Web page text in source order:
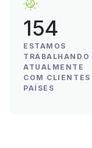
154
ESTAMOS
TRABALHANDO
ATUALMENTE
COM CLIENTES
PAÍSES